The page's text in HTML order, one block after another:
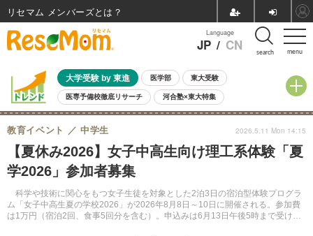
menu
Language
JP / CN search
大学受験 by 東進 医学部 東大受験
医専予備校徹底リサーチ 河合塾×東大特集
親子で考える大学選び 高校受験 中学受験 小学校受験
共通テスト 夏休み
8月開催イベント・WS 全国公立高校 過去問 人気記事
自由研究教材（小学生向け） 自由研究教材（中学生向け）
【夏休み2026】女子中高生向け理工系体験「夏
学2026」参加者募集
科学や技術に関心をもつ女子生徒を対象とした2泊3日の宿泊型体験プログラ
ム「女子中高生夏の学校2026」が2026年8月8日～10日に開催される。参加費
は1万円（宿泊2回、食事5回分を含む）。申込みは6月13日午後5時まで受け付
教育イベント 中学生 2026.5.11 Mon 14:15
リセマム メンバーズ